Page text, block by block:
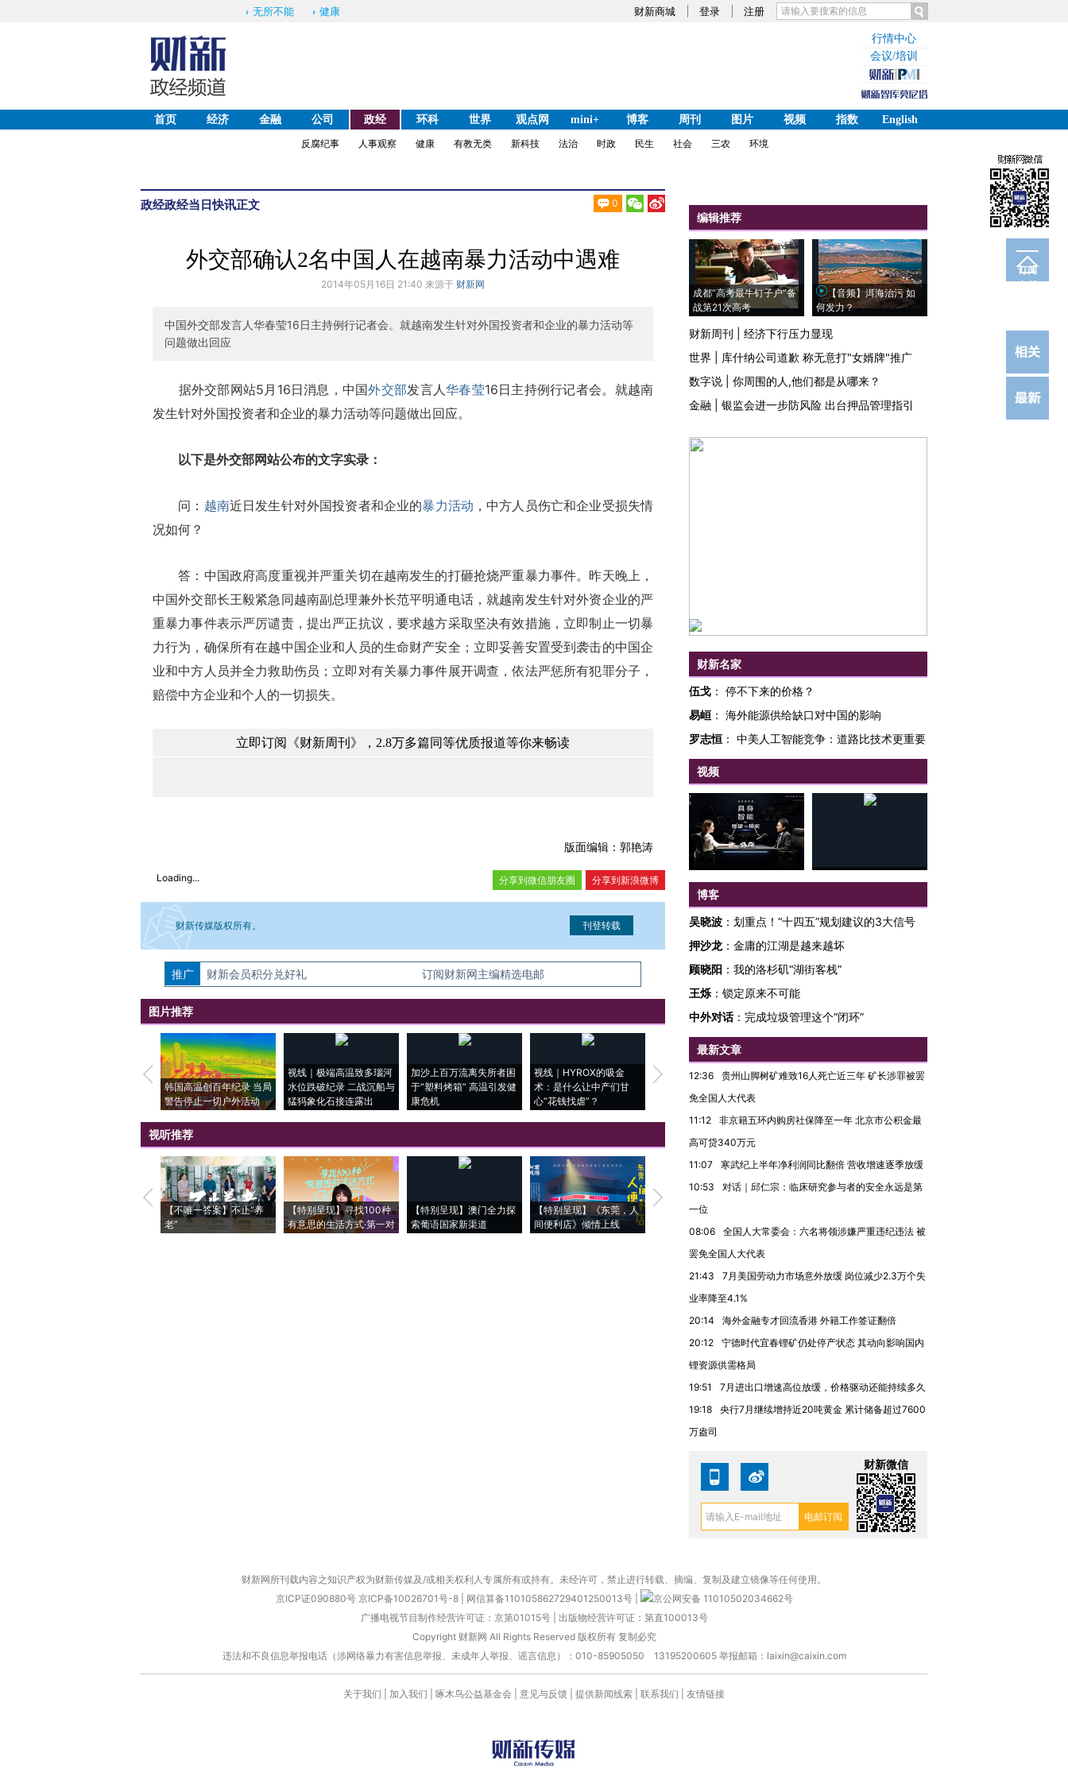
财新商城 登录 注册
无所不能 健康
行情中心
会议/培训
首页 经济 金融 公司 政经 环科 世界 观点网 mini+ 博客 周刊 图片 视频 指数
English
反腐纪事
人事观察 健康 有教无类 新科技 法治 时政 民生 社会 三农 环境
政经政经当日快讯正文 0
订阅
电邮
外交部确认2名中国人在越南暴力活动中遇难
2014年05月16日 21:40 来源于 财新网
中国外交部发言人华春莹16日主持例行记者会。就越南发生针对外国投资者和企业的暴力活动等
问题做出回应
据外交部网站5月16日消息，中国外交部发言人华春莹16日主持例行记者会。就越南
发生针对外国投资者和企业的暴力活动等问题做出回应。
以下是外交部网站公布的文字实录：
问： 越南近日发生针对外国投资者和企业的暴力活动 ，中方人员伤亡和企业受损失情
况如何？
答：中国政府高度重视并严重关切在越南发生的打砸抢烧严重暴力事件。昨天晚上，
中国外交部长王毅紧急同越南副总理兼外长范平明通电话，就越南发生针对外资企业的严
重暴力事件表示严厉谴责，提出严正抗议，要求越方采取坚决有效措施，立即制止一切暴
力行为，确保所有在越中国企业和人员的生命财产安全；立即妥善安置受到袭击的中国企
业和中方人员并全力救助伤员；立即对有关暴力事件展开调查，依法严惩所有犯罪分子，
赔偿中方企业和个人的一切损失。
立即订阅《财新周刊》，2.8万多篇同等优质报道等你来畅读
版面编辑：郭艳涛
Loading... 分享到新浪微博
分享到微信朋友圈
财新传媒版权所有。
如需刊登转载请点击右侧按钮，提交相关信息。经确认即可刊登转载。
推广 财新会员积分兑好礼 订阅财新网主编精选电邮
图片推荐
韩国高温创百年纪录 当局
警告停止一切户外活动
视线｜极端高温致多瑙河
水位跌破纪录 二战沉船与
猛犸象化石接连露出
加沙上百万流离失所者困
于“塑料烤箱” 高温引发健
康危机
视线｜HYROX的吸金
术：是什么让中产们甘
心“花钱找虐”？
马航飞行员跨国走私7万
视线｜被称为“蟑螂”的印
视线｜“入侵”还是“人道危
视听推荐
【不唯一答案】不止“养
老”
【特别呈现】寻找100种
有意思的生活方式·第一对
【特别呈现】澳门全力探
索葡语国家新渠道
【特别呈现】《东莞，人
间便利店》倾情上线
【推广】走进第四届链博
会，让数智科技“链”接产
有意思的生活方式·第三对
【商旅对话】华住集团
住三大增长引擎是什么？
编辑推荐
成都“高考最牛钉子户”备
战第21次高考
【音频】洱海治污 如
何发力？
财新周刊
经济下行压力显现
世界
库什纳公司道歉 称无意打"女婿牌"推广
数字说
你周围的人,他们都是从哪来？
金融
银监会进一步防风险 出台押品管理指引
财新名家
伍戈 ： 停不下来的价格？
易峘 ： 海外能源供给缺口对中国的影响
罗志恒 ： 中美人工智能竞争：道路比技术更重要
视频
博客
吴晓波 ： 划重点！“十四五”规划建议的3大信号
押沙龙 ： 金庸的江湖是越来越坏
顾晓阳 ： 我的洛杉矶“湖街客栈”
王烁 ： 锁定原来不可能
中外对话： 完成垃圾管理这个“闭环”
最新文章
12:36
贵州山脚树矿难致16人死亡近三年 矿长涉罪被罢
免全国人大代表
11:12
非京籍五环内购房社保降至一年 北京市公积金最
高可贷340万元
11:07
寒武纪上半年净利润同比翻倍 营收增速逐季放缓
10:53
对话｜邱仁宗：临床研究参与者的安全永远是第
一位
08:06
全国人大常委会：六名将领涉嫌严重违纪违法 被
罢免全国人大代表
21:43
7月美国劳动力市场意外放缓 岗位减少2.3万个失
业率降至4.1%
20:14
海外金融专才回流香港 外籍工作签证翻倍
20:12
宁德时代宜春锂矿仍处停产状态 其动向影响国内
锂资源供需格局
19:51
7月进出口增速高位放缓，价格驱动还能持续多久
19:18
央行7月继续增持近20吨黄金 累计储备超过7600
万盎司
财新微信
财新网所刊载内容之知识产权为财新传媒及/或相关权利人专属所有或持有。未经许可，禁止进行转载、摘编、复制及建立镜像等任何使用。
京ICP证090880号 京ICP备10026701号-8 网信算备110105862729401250013号
京公网安备 11010502034662号
广播电视节目制作经营许可证：京第01015号| 出版物经营许可证：第直100013号
Copyright 财新网 All Rights Reserved 版权所有 复制必究
违法和不良信息举报电话（涉网络暴力有害信息举报、未成年人举报、谣言信息）：010-85905050 13195200605 举报邮箱：laixin@caixin.com
关于我们 加入我们 啄木鸟公益基金会 意见与反馈 提供新闻线索 联系我们 友情链接